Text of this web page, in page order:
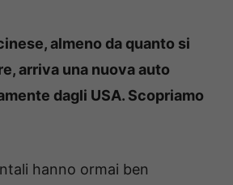
almeno da quanto si
arriva una nuova auto
dagli USA. Scopriamo
hanno ormai ben